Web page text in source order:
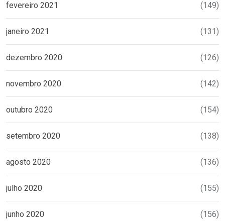
fevereiro 2021 (149)
janeiro 2021 (131)
dezembro 2020 (126)
novembro 2020 (142)
outubro 2020 (154)
setembro 2020 (138)
agosto 2020 (136)
julho 2020 (155)
junho 2020 (156)